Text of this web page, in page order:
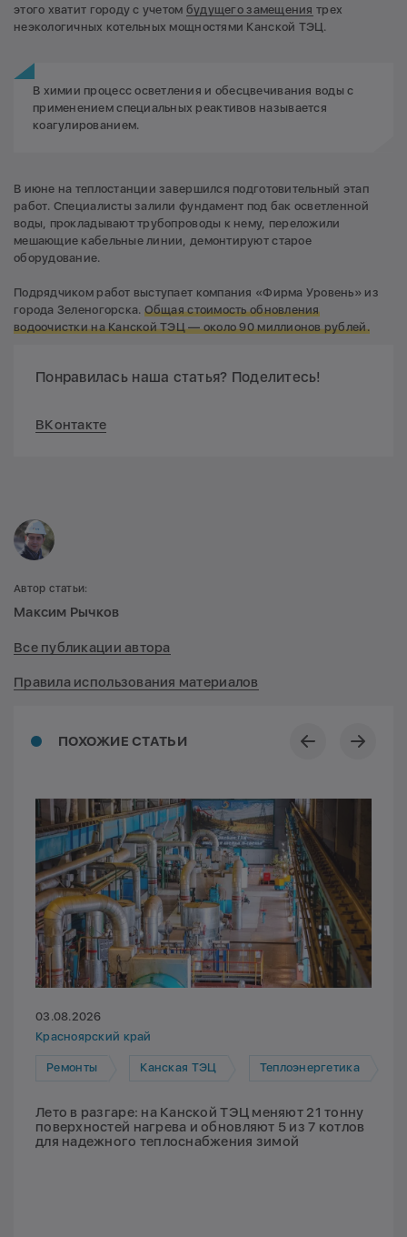
этого хватит городу с учетом будущего замещения трех
неэкологичных котельных мощностями Канской ТЭЦ.
В химии процесс осветления и обесцвечивания воды с
применением специальных реактивов называется
коагулированием.
В июне на теплостанции завершился подготовительный этап
работ. Специалисты залили фундамент под бак осветленной
воды, прокладывают трубопроводы к нему, переложили
мешающие кабельные линии, демонтируют старое
оборудование.
Подрядчиком работ выступает компания «Фирма Уровень» из
города Зеленогорска. Общая стоимость обновления
водоочистки на Канской ТЭЦ — около 90 миллионов рублей.
Понравилась наша статья? Поделитесь!
ВКонтакте
ПОХОЖИЕ СТАТЬИ
03.08.2026
Красноярский край
Ремонты Канская ТЭЦ Теплоэнергетика
Лето в разгаре: на Канской ТЭЦ меняют 21 тонну
поверхностей нагрева и обновляют 5 из 7 котлов
для надежного теплоснабжения зимой
Автор статьи:
Максим Рычков
Все публикации автора
Правила использования материалов